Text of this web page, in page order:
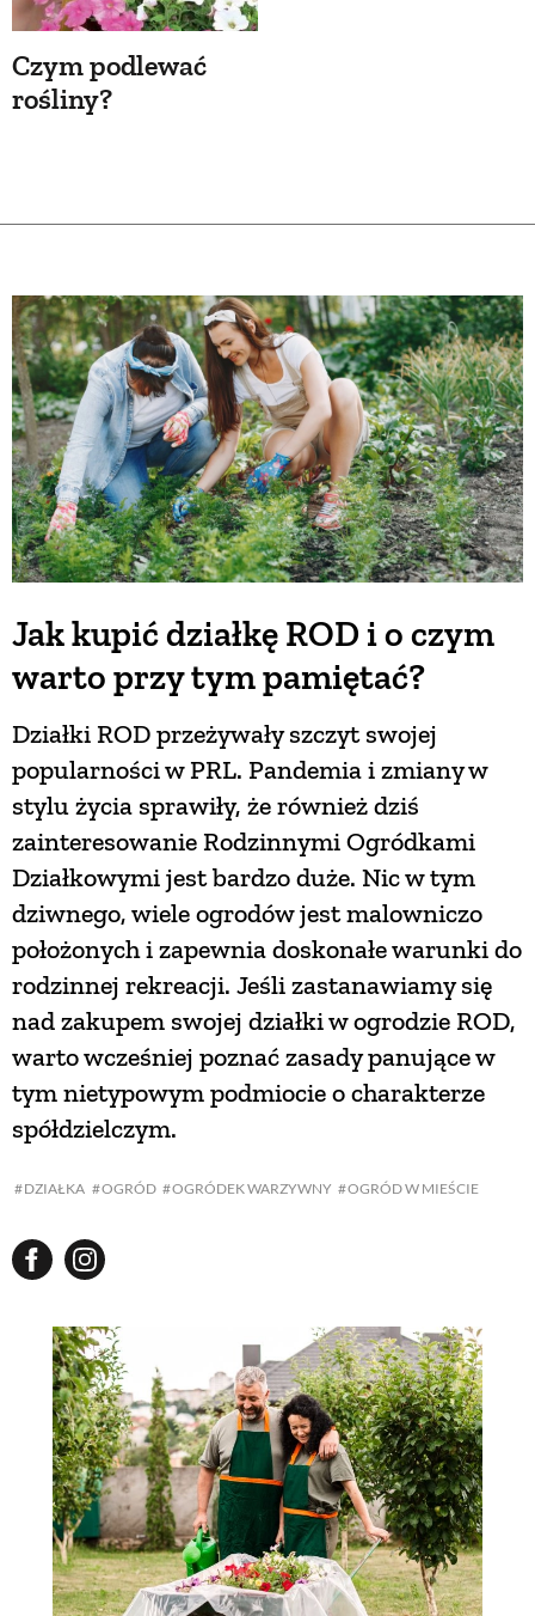
Czym podlewać
rośliny?
Jak kupić działkę ROD i o czym
warto przy tym pamiętać?
DZIAŁKA OGRÓD OGRÓDEK WARZYWNY OGRÓD W MIEŚCIE
Działki ROD przeżywały szczyt swojej
popularności w PRL. Pandemia i zmiany w
stylu życia sprawiły, że również dziś
zainteresowanie Rodzinnymi Ogródkami
Działkowymi jest bardzo duże. Nic w tym
dziwnego, wiele ogrodów jest malowniczo
położonych i zapewnia doskonałe warunki do
rodzinnej rekreacji. Jeśli zastanawiamy się
nad zakupem swojej działki w ogrodzie ROD,
warto wcześniej poznać zasady panujące w
tym nietypowym podmiocie o charakterze
spółdzielczym.